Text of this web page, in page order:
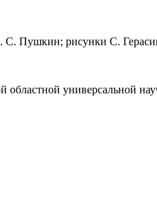
С. Пушкин; рисунки С.
областной универсальной